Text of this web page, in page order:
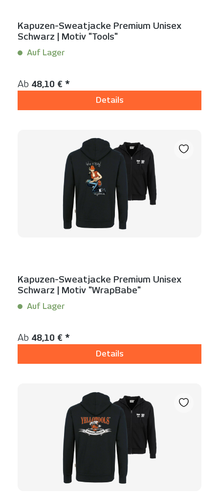
Kapuzen-Sweatjacke Premium Unisex
Schwarz | Motiv "Tools"
Auf Lager
Regulärer Preis:
Ab 48,10 € *
Details
Kapuzen-Sweatjacke Premium Unisex
Schwarz | Motiv "WrapBabe"
Auf Lager
Regulärer Preis:
Ab 48,10 € *
Details